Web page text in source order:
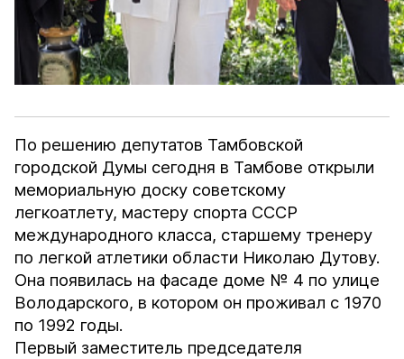
По решению депутатов Тамбовской
городской Думы сегодня в Тамбове открыли
мемориальную доску советскому
легкоатлету, мастеру спорта СССР
международного класса, старшему тренеру
по легкой атлетики области Николаю Дутову.
Она появилась на фасаде доме № 4 по улице
Володарского, в котором он проживал с 1970
по 1992 годы.
Первый заместитель председателя